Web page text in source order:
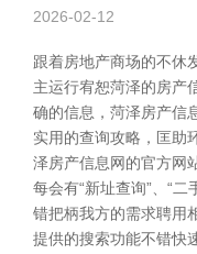
2026-02-12
跟着房地产商场的不休
主运行宥恕菏泽的房产
确的信息，菏泽房产信
实用的查询攻略，匡助
泽房产信息网的官方网
每会有“新址查询”、“二
错把柄我方的需求聘用
提供的搜索功能不错快